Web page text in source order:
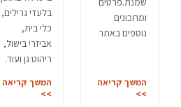
ומתכונים
נוספים באתר
המשך קריאה
>>
בלעדי גרילים,
כלי בית,
אביזרי בישול,
ריהוט גן ועוד.
המשך קריאה
>>